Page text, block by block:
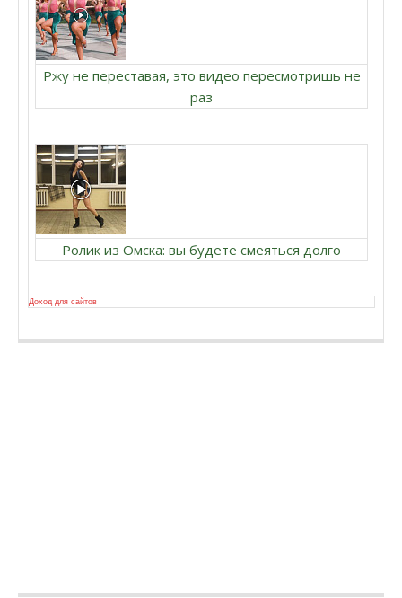
Ржу не переставая, это видео пересмотришь не
раз
Ролик из Омска: вы будете смеяться долго
Доход для сайтов